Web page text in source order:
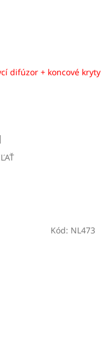
difúzor + koncové kryty
Kód: NL473